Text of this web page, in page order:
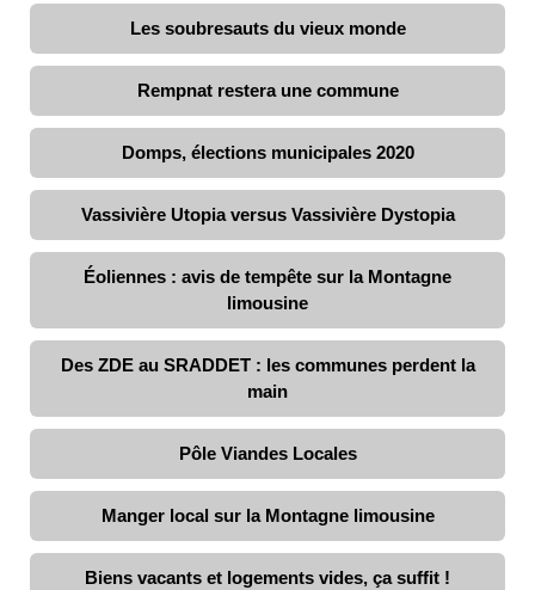
Les soubresauts du vieux monde
Rempnat restera une commune
Domps, élections municipales 2020
Vassivière Utopia versus Vassivière Dystopia
Éoliennes : avis de tempête sur la Montagne
limousine
Des ZDE au SRADDET : les communes perdent la
main
Pôle Viandes Locales
Manger local sur la Montagne limousine
Biens vacants et logements vides, ça suffit !